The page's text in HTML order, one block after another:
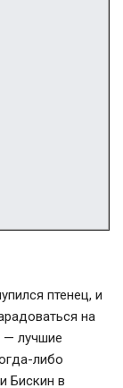
птенец, и
на
— лучшие
либо
Бискин в